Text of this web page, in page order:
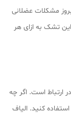
مشکلات عضلانی
تشک به ازای هر
ارتباط است. اگر چه
کنید. الیاف